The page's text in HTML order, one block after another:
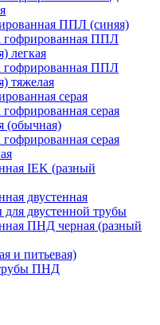
ППЛ (синяя)
гофрированная ППЛ
легкая
гофрированная ППЛ
тяжелая
серая
гофрированная серая
(обычная)
гофрированная серая
IEK (разный
двустенная
для двустенной трубы
ПНД черная (разный
и питьевая)
ПНД